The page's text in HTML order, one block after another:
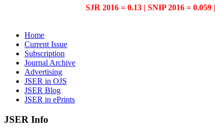
SJR 2016 = 0.13 | SNIP 2016 =
Home
Current Issue
Subscription
Journal Archive
Advertising
JSER in OJS
JSER Blog
JSER in ePrints
JSER Info